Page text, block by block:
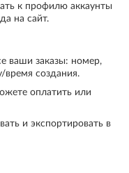
к профилю аккаунты
на сайт.
ваши заказы: номер,
время создания.
оплатить или
и экспортировать в